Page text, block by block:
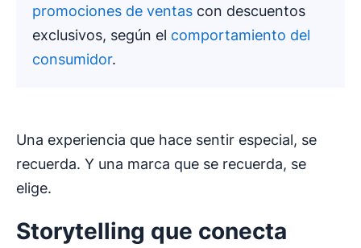
promociones de ventas con descuentos
exclusivos, según el comportamiento del
consumidor.
Una experiencia que hace sentir especial, se
recuerda. Y una marca que se recuerda, se
elige.
Storytelling que conecta